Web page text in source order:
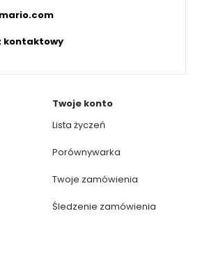
kontaktowy
Twoje konto
Lista życzeń
Porównywarka
Twoje zamówienia
Śledzenie zamówienia